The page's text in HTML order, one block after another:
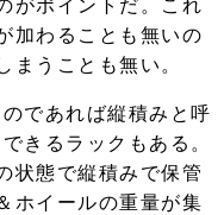
がポイントだ。これ
加わることも無いの
まうことも無い。
であれば縦積みと呼
きるラックもある。
状態で縦積みで保管
ホイールの重量が集